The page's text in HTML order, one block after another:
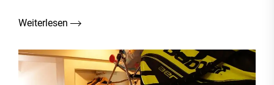
Weiterlesen